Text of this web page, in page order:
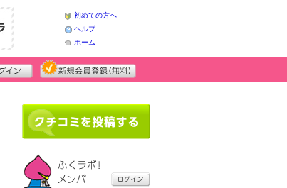
初めての方へ
ヘルプ
ホーム